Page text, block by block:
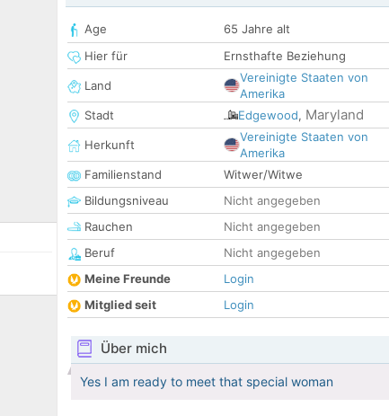
Age
65 Jahre alt
Hier für
Ernsthafte Beziehung
Land
Vereinigte Staaten von
Amerika
Stadt
Edgewood, Maryland
Herkunft
Vereinigte Staaten von
Amerika
Familienstand
Witwer/Witwe
Bildungsniveau
Nicht angegeben
Rauchen
Nicht angegeben
Beruf
Nicht angegeben
Meine Freunde
Login
Mitglied seit
Login
Über mich
Yes I am ready to meet that special woman